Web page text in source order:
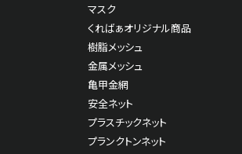
マスク
くればぁオリジナル商品
樹脂メッシュ
金属メッシュ
亀甲金網
安全ネット
プラスチックネット
プランクトンネット